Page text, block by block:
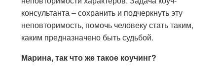
консультанта – сохранить и подчеркнуть эту
неповторимость, помочь человеку стать таким,
каким предназначено быть судьбой.
Марина, так что же такое коучинг?